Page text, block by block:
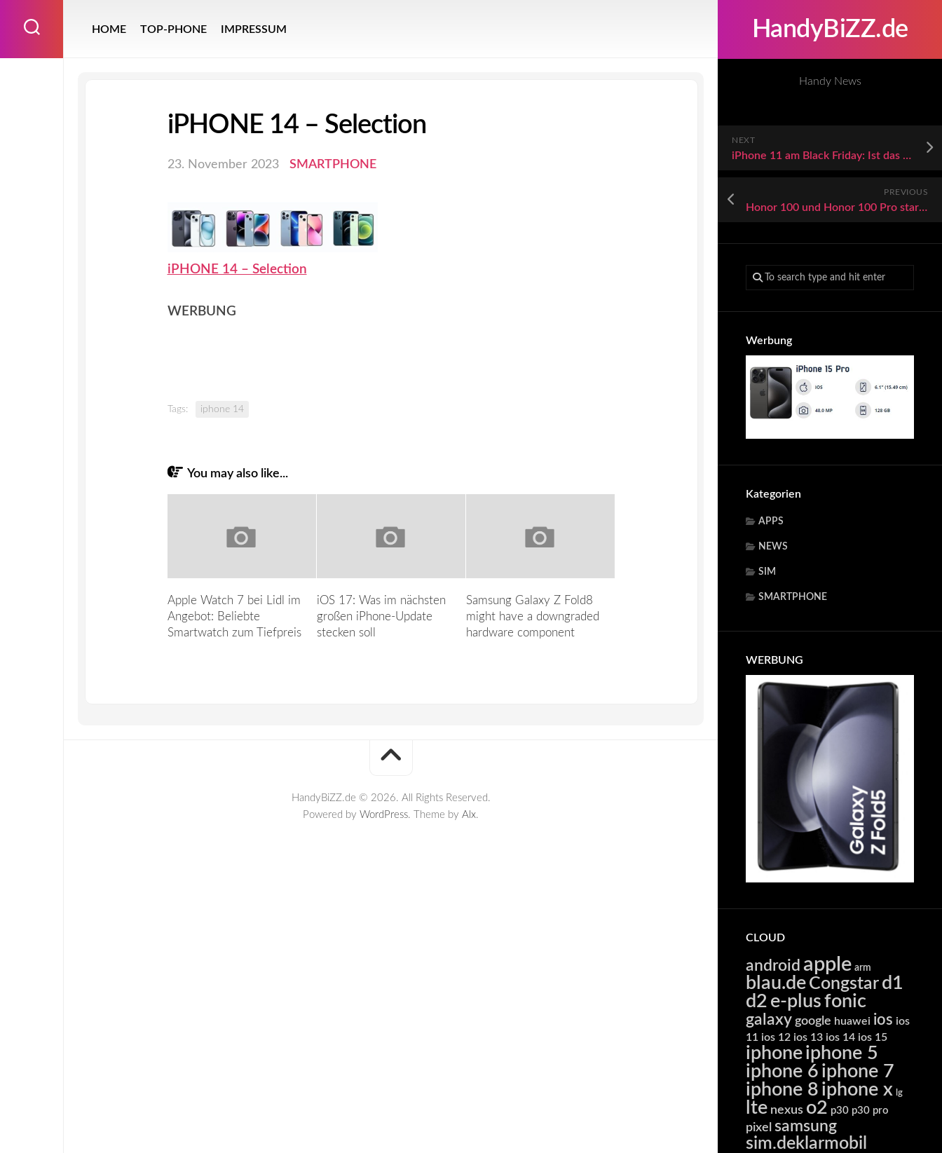
HandyBiZZ.de
Handy News
NEXT
iPhone 11 am Black Friday: Ist das beliebte Apple Smartphone gerade reduziert?
PREVIOUS
Honor 100 und Honor 100 Pro starten mit kuriosem Design, Topmodell bringt Snapdragon 8 Gen 2 in die Mittelklasse
Werbung
Kategorien
APPS
NEWS
SIM
SMARTPHONE
WERBUNG
CLOUD
android apple arm
blau.de Congstar d1
d2 e-plusfonic
galaxy google huawei ios ios
11 ios 12 ios 13 ios 14 ios 15
iphoneiphone 5
iphone 6 iphone 7
iphone 8 iphone x lg
lte nexus o2 p30 p30 pro
pixel samsung
sim.deklarmobil
HOME TOP-PHONE IMPRESSUM
iPHONE 14 – Selection
23. November 2023 SMARTPHONE
iPHONE 14 – Selection
WERBUNG
Tags: iphone 14
You may also like...
Apple Watch 7 bei Lidl im
Angebot: Beliebte
Smartwatch zum Tiefpreis
iOS 17: Was im nächsten
großen iPhone-Update
stecken soll
Samsung Galaxy Z Fold8
might have a downgraded
hardware component
HandyBiZZ.de © 2026. All Rights Reserved.
Powered by WordPress. Theme by Alx.